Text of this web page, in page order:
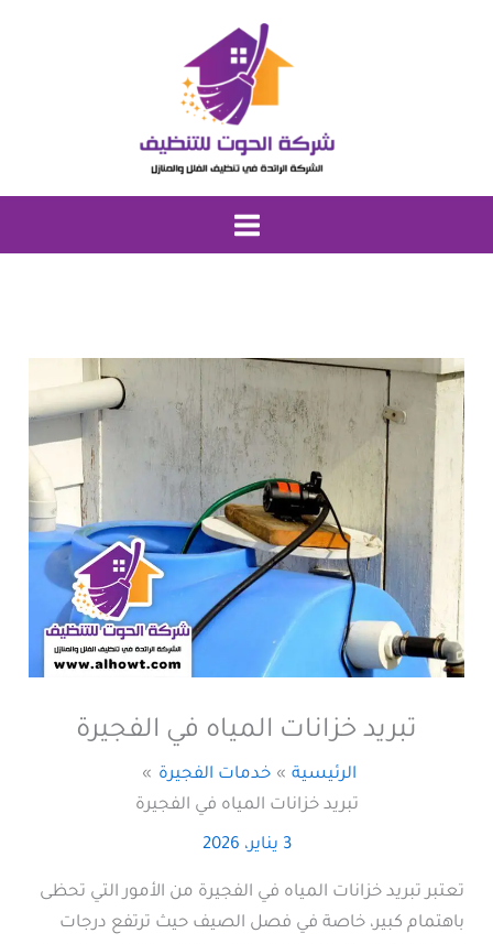
تبريد خزانات المياه في الفجيرة
الرئيسية
خدمات الفجيرة
تبريد خزانات المياه في الفجيرة
3 يناير، 2026
تعتبر تبريد خزانات المياه في الفجيرة من الأمور التي تحظى
باهتمام كبير، خاصة في فصل الصيف حيث ترتفع درجات